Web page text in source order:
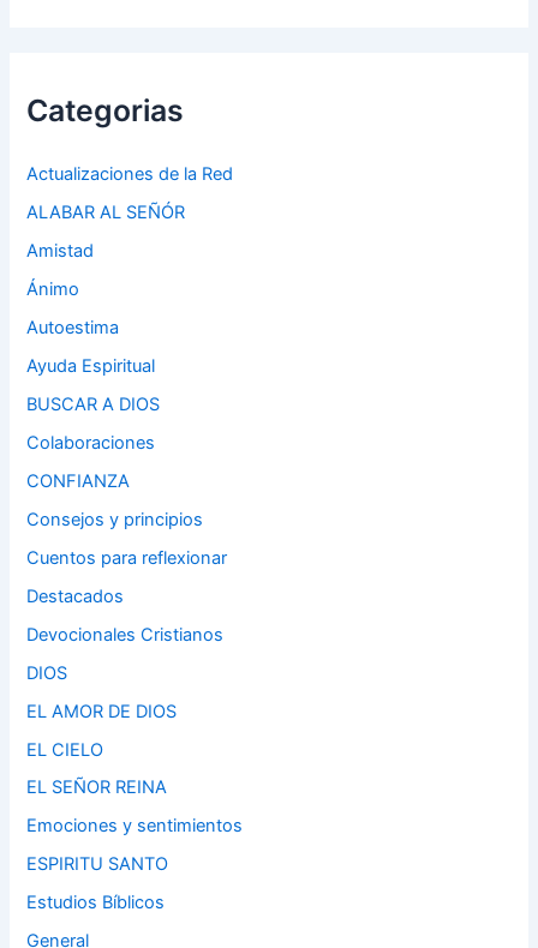
Categorias
Actualizaciones de la Red
ALABAR AL SEÑÓR
Amistad
Ánimo
Autoestima
Ayuda Espiritual
BUSCAR A DIOS
Colaboraciones
CONFIANZA
Consejos y principios
Cuentos para reflexionar
Destacados
Devocionales Cristianos
DIOS
EL AMOR DE DIOS
EL CIELO
EL SEÑOR REINA
Emociones y sentimientos
ESPIRITU SANTO
Estudios Bíblicos
General